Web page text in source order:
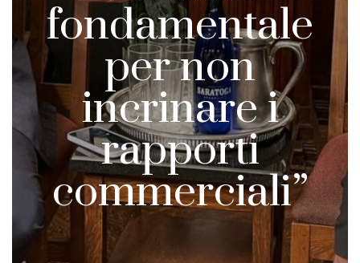
fondamentale
per non
incrinare i
rapporti
commerciali”